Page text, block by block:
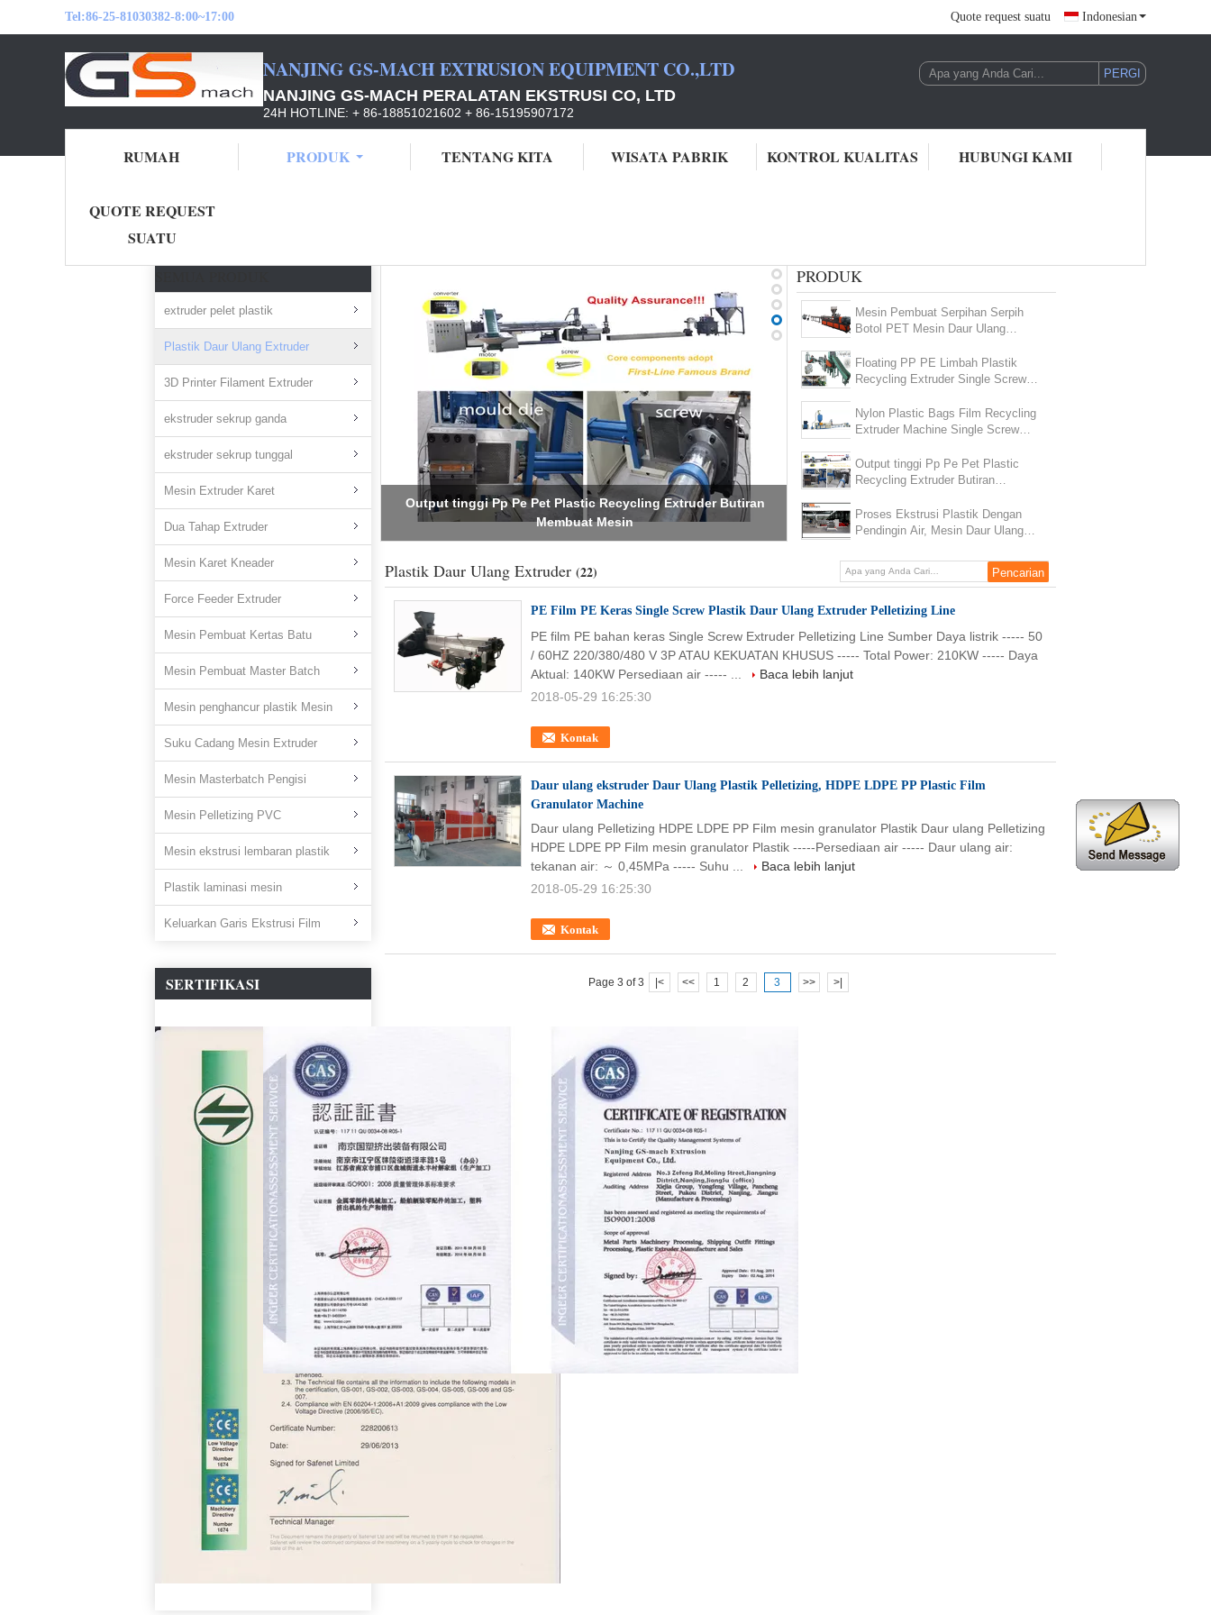
Tel:86-25-81030382-8:00~17:00 Quote request suatu Indonesian
NANJING GS-MACH EXTRUSION EQUIPMENT CO.,LTD
NANJING GS-MACH PERALATAN EKSTRUSI CO, LTD
24H HOTLINE: + 86-18851021602 + 86-15195907172
RUMAH PRODUK TENTANG KITA WISATA PABRIK KONTROL KUALITAS HUBUNGI KAMI
QUOTE REQUEST
SUATU
extruder pelet plastik
Plastik Daur Ulang Extruder
3D Printer Filament Extruder
ekstruder sekrup ganda
ekstruder sekrup tunggal
Mesin Extruder Karet
Dua Tahap Extruder
Mesin Karet Kneader
Force Feeder Extruder
Mesin Pembuat Kertas Batu
Mesin Pembuat Master Batch
Mesin penghancur plastik Mesin
Suku Cadang Mesin Extruder
Mesin Masterbatch Pengisi
Mesin Pelletizing PVC
Mesin ekstrusi lembaran plastik
Plastik laminasi mesin
Keluarkan Garis Ekstrusi Film
SERTIFIKASI
Proses Ekstrusi Plastik Dengan Pendingin Air, Mesin Daur Ulang
Plastik Granulator
PRODUK
Mesin Pembuat Serpihan Serpih
Botol PET Mesin Daur Ulang
Floating PP PE Limbah Plastik
Recycling Extruder Single Screw
Nylon Plastic Bags Film Recycling
Extruder Machine Single Screw
Output tinggi Pp Pe Pet Plastic
Recycling Extruder Butiran
Proses Ekstrusi Plastik Dengan
Pendingin Air, Mesin Daur Ulang
Plastik Daur Ulang Extruder (22)
PE Film PE Keras Single Screw Plastik Daur Ulang Extruder Pelletizing Line
Kontak
PE film PE bahan keras Single Screw Extruder Pelletizing Line Sumber Daya listrik ----- 50
/ 60HZ 220/380/480 V 3P ATAU KEKUATAN KHUSUS ----- Total Power: 210KW ----- Daya
Aktual: 140KW Persediaan air ----- ...
Baca lebih lanjut
2018-05-29 16:25:30
Daur ulang ekstruder Daur Ulang Plastik Pelletizing, HDPE LDPE PP Plastic Film
Granulator Machine
Kontak
Daur ulang Pelletizing HDPE LDPE PP Film mesin granulator Plastik Daur ulang Pelletizing
HDPE LDPE PP Film mesin granulator Plastik -----Persediaan air ----- Daur ulang air:
tekanan air: ～ 0,45MPa ----- Suhu ...
Baca lebih lanjut
2018-05-29 16:25:30
Page 3 of 3 |< << 1 2 3 >> >|